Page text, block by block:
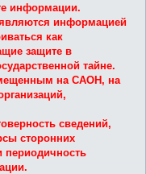
информации.
информацией
как
защите в
тайне.
на САОН, на
сведений,
сторонних
периодичность